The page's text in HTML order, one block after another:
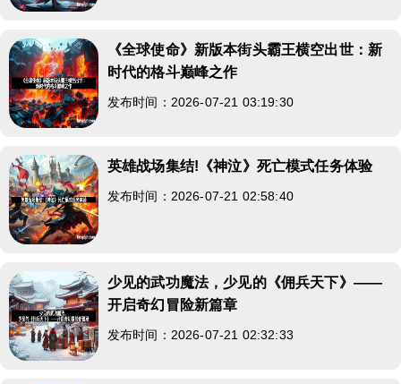
《全球使命》新版本街头霸王横空出世：新
时代的格斗巅峰之作
发布时间：2026-07-21 03:19:30
英雄战场集结!《神泣》死亡模式任务体验
发布时间：2026-07-21 02:58:40
少见的武功魔法，少见的《佣兵天下》——
开启奇幻冒险新篇章
发布时间：2026-07-21 02:32:33